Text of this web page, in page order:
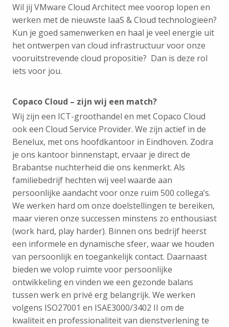
Wil jij VMware Cloud Architect mee voorop lopen en
werken met de nieuwste IaaS & Cloud technologieën?
Kun je goed samenwerken en haal je veel energie uit
het ontwerpen van cloud infrastructuur voor onze
vooruitstrevende cloud propositie? Dan is deze rol
iets voor jou.
Copaco Cloud – zijn wij een match?
Wij zijn een ICT-groothandel en met Copaco Cloud
ook een Cloud Service Provider. We zijn actief in de
Benelux, met ons hoofdkantoor in Eindhoven. Zodra
je ons kantoor binnenstapt, ervaar je direct de
Brabantse nuchterheid die ons kenmerkt. Als
familiebedrijf hechten wij veel waarde aan
persoonlijke aandacht voor onze ruim 500 collega’s.
We werken hard om onze doelstellingen te bereiken,
maar vieren onze successen minstens zo enthousiast
(work hard, play harder). Binnen ons bedrijf heerst
een informele en dynamische sfeer, waar we houden
van persoonlijk en toegankelijk contact. Daarnaast
bieden we volop ruimte voor persoonlijke
ontwikkeling en vinden we een gezonde balans
tussen werk en privé erg belangrijk. We werken
volgens ISO27001 en ISAE3000/3402 II om de
kwaliteit en professionaliteit van dienstverlening te